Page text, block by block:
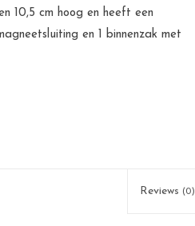
10,5 cm hoog en heeft een
en 1 binnenzak met
Reviews (0)